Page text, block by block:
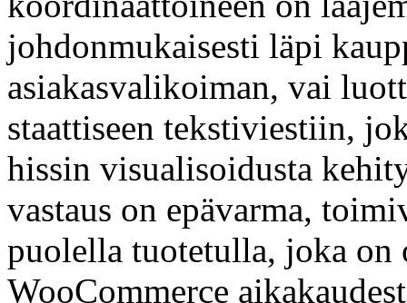
johdonmukaisesti läpi
asiakasvalikoiman, vai
staattiseen tekstiviestiin,
hissin visualisoidusta
vastaus on epävarma,
puolella tuotetulla, joka on
WooCommerce